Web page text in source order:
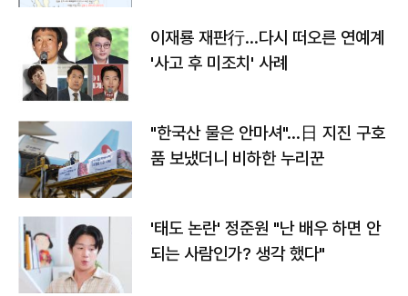
이재룡 재판行…다시 떠오른 연예계
'사고 후 미조치' 사례
"한국산 물은 안마셔"…日 지진 구호
품 보냈더니 비하한 누리꾼
'태도 논란' 정준원 "난 배우 하면 안
되는 사람인가? 생각 했다"